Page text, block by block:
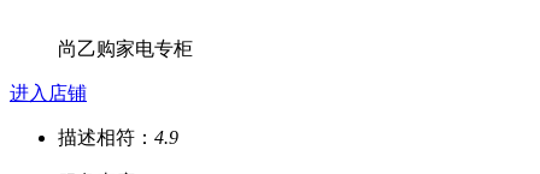
尚乙购家电专柜
进入店铺
描述相符： 4.9